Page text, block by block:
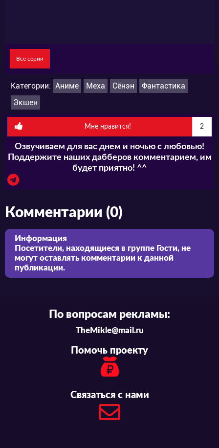
Все серии
Категории: Аниме Меха Сёнэн
Фантастика
Экшен
Мне нравится! 2
Озвучиваем для вас днем и ночью с любовью!
Поддержите наших дабберов комментарием, им
будет приятно! ^^
Комментарии (0)
Информация
Посетители, находящиеся в группе Гости, не
могут оставлять комментарии к данной
публикации.
По вопросам рекламы:
TheMikle@mail.ru
Помочь проекту
Связаться с нами